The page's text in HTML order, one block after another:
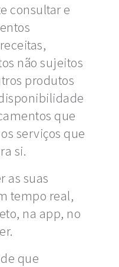
consultar e
não sujeitos
produtos
que
serviços que
si.
as suas
tempo real,
na app, no
que